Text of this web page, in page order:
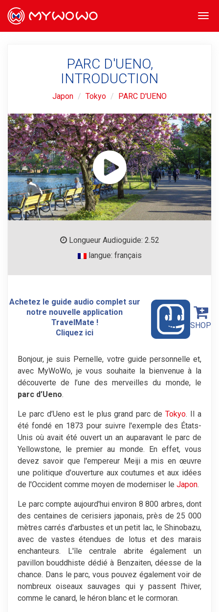
PARC D'UENO,
INTRODUCTION
Japon Tokyo PARC D'UENO
Longueur Audioguide: 2.52
langue: français
Achetez le guide audio complet sur
notre nouvelle application
TravelMate !
Cliquez ici
SHOP
Bonjour, je suis Pernelle, votre guide personnelle et,
avec MyWoWo, je vous souhaite la bienvenue à la
découverte de l’une des merveilles du monde, le
parc d’Ueno.
Le parc d’Ueno est le plus grand parc deTokyo. Il a
été fondé en 1873 pour suivre l'exemple des États-
Unis où avait été ouvert un an auparavant le parc de
Yellowstone, le premier au monde. En effet, vous
devez savoir que l'empereur Meiji a mis en œuvre
une politique d'ouverture aux coutumes et aux idées
de l'Occident comme moyen de moderniser le Japon.
Le parc compte aujourd'hui environ 8 800 arbres, dont
des centaines de cerisiers japonais, près de 25 000
mètres carrés d'arbustes et un petit lac, le Shinobazu,
avec de vastes étendues de lotus et des marais
enchanteurs. L'île centrale abrite également un
pavillon bouddhiste dédié à Benzaiten, déesse de la
chance. Dans le parc, vous pouvez également voir de
nombreux oiseaux sauvages qui y passent l'hiver,
comme le canard, le héron blanc et le cormoran.